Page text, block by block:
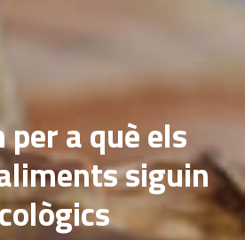
a què els
siguin